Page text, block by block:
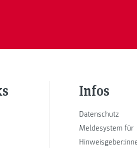
Infos
Datenschutz
Meldesystem für